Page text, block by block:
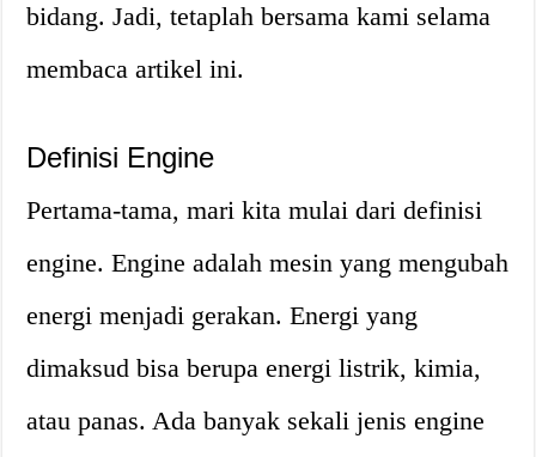
bidang. Jadi, tetaplah bersama kami selama
membaca artikel ini.
Definisi Engine
Pertama-tama, mari kita mulai dari definisi
engine. Engine adalah mesin yang mengubah
energi menjadi gerakan. Energi yang
dimaksud bisa berupa energi listrik, kimia,
atau panas. Ada banyak sekali jenis engine